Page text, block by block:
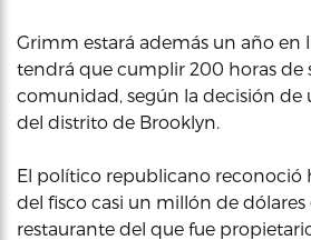
Grimm estará además un año en
tendrá que cumplir 200 horas de
comunidad, según la decisión de
del distrito de Brooklyn.
El político republicano reconoció
del fisco casi un millón de
restaurante del que fue